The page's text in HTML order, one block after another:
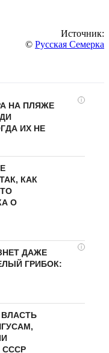
Источник:
© Русская Семерка
i
НА ПЛЯЖЕ
ИХ НЕ
КАК
О
i
ДАЖЕ
ГРИБОК:
СССР